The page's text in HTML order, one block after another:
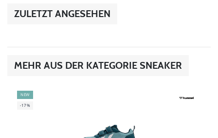
ZULETZT ANGESEHEN
MEHR AUS DER KATEGORIE SNEAKER
NEW
-17%